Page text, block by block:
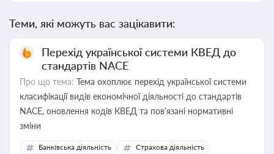
Теми, які можуть вас зацікавити:
Перехід української системи КВЕД до
стандартів NACE
Про що тема: Тема охоплює перехід української системи
класифікації видів економічної діяльності до стандартів
NACE, оновлення кодів КВЕД та пов'язані нормативні
зміни
Банківська діяльність
Страхова діяльність